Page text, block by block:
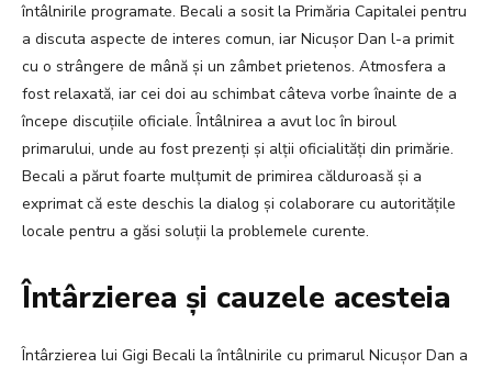
întâlnirile programate. Becali a sosit la Primăria Capitalei pentru
a discuta aspecte de interes comun, iar Nicușor Dan l-a primit
cu o strângere de mână și un zâmbet prietenos. Atmosfera a
fost relaxată, iar cei doi au schimbat câteva vorbe înainte de a
începe discuțiile oficiale. Întâlnirea a avut loc în biroul
primarului, unde au fost prezenți și alții oficialități din primărie.
Becali a părut foarte mulțumit de primirea călduroasă și a
exprimat că este deschis la dialog și colaborare cu autoritățile
locale pentru a găsi soluții la problemele curente.
Întârzierea și cauzele acesteia
Întârzierea lui Gigi Becali la întâlnirile cu primarul Nicușor Dan a